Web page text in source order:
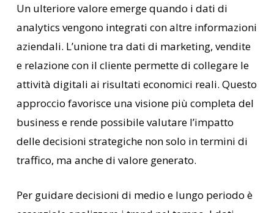
Un ulteriore valore emerge quando i dati di
analytics vengono integrati con altre informazioni
aziendali. L’unione tra dati di marketing, vendite
e relazione con il cliente permette di collegare le
attività digitali ai risultati economici reali. Questo
approccio favorisce una visione più completa del
business e rende possibile valutare l’impatto
delle decisioni strategiche non solo in termini di
traffico, ma anche di valore generato.
Per guidare decisioni di medio e lungo periodo è